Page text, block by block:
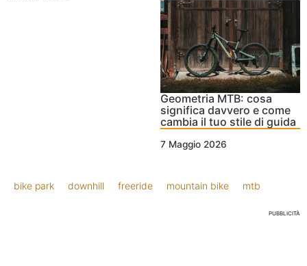
Geometria MTB: cosa
significa davvero e come
cambia il tuo stile di guida
7 Maggio 2026
bike park downhill freeride mountain bike mtb
PUBBLICITÀ